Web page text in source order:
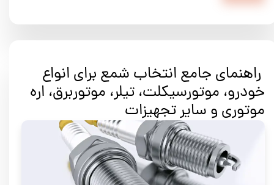
راهنمای جامع انتخاب شمع برای انواع
خودرو، موتورسیکلت، تیلر، موتوربرق، اره
موتوری و سایر تجهیزات